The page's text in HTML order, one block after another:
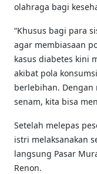
olahraga bagi
“Khusus bagi para
agar membiasaan
kasus diabetes kini
akibat pola
berlebihan.
senam, kita bisa
Setelah melepas
istri melaksanakan
langsung Pasar
Renon.